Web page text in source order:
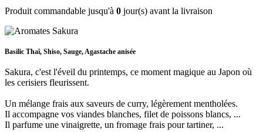
Produit commandable jusqu'à 0 jour(s) avant la livraison
Basilic Thaî, Shiso, Sauge, Agastache anisée
Sakura, c'est l'éveil du printemps, ce moment magique au Japon où
les cerisiers fleurissent.
Un mélange frais aux saveurs de curry, légèrement mentholées.
Il accompagne vos viandes blanches, filet de poissons blancs, ...
Il parfume une vinaigrette, un fromage frais pour tartiner, ...